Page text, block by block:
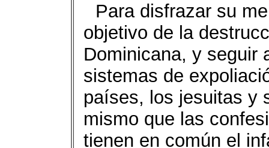
Para disfrazar su
objetivo de la
Dominicana, y seguir
sistemas de
países, los jesuitas y
mismo que las
tienen en común el